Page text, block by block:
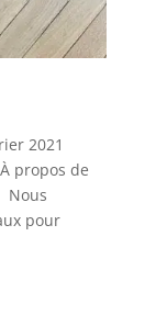
2021
propos de
Nous
pour